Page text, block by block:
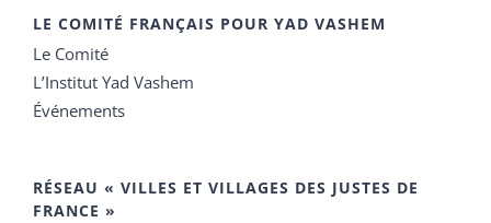
LE COMITÉ FRANÇAIS POUR YAD VASHEM
Le Comité
L’Institut Yad Vashem
Événements
RÉSEAU « VILLES ET VILLAGES DES JUSTES DE
FRANCE »